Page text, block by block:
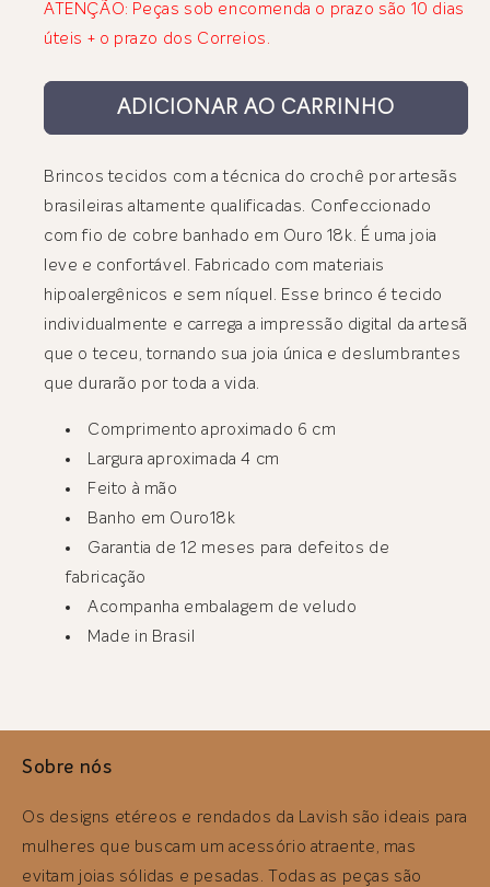
ATENÇÃO: Peças sob encomenda o prazo são 10 dias
úteis + o prazo dos Correios.
ADICIONAR AO CARRINHO
Brincos tecidos com a técnica do crochê por artesãs
brasileiras altamente qualificadas. Confeccionado
com fio de cobre banhado em Ouro 18k. É uma joia
leve e confortável. Fabricado com materiais
hipoalergênicos e sem níquel. Esse brinco é tecido
individualmente e carrega a impressão digital da artesã
que o teceu, tornando sua joia única e deslumbrantes
que durarão por toda a vida.
Comprimento aproximado 6 cm
Largura aproximada 4 cm
Feito à mão
Banho em Ouro18k
Garantia de 12 meses para defeitos de
fabricação
Acompanha embalagem de veludo
Made in Brasil
Sobre nós
Os designs etéreos e rendados da Lavish são ideais para
mulheres que buscam um acessório atraente, mas
evitam joias sólidas e pesadas. Todas as peças são